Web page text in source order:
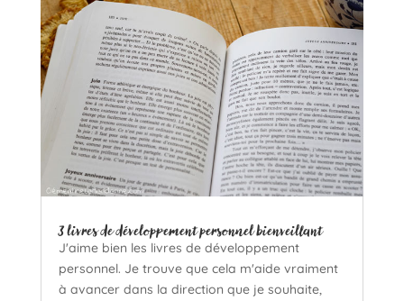
3 livres de développement personnel bienveillant
J'aime bien les livres de développement
personnel. Je trouve que cela m'aide vraiment
à avancer dans la direction que je souhaite,